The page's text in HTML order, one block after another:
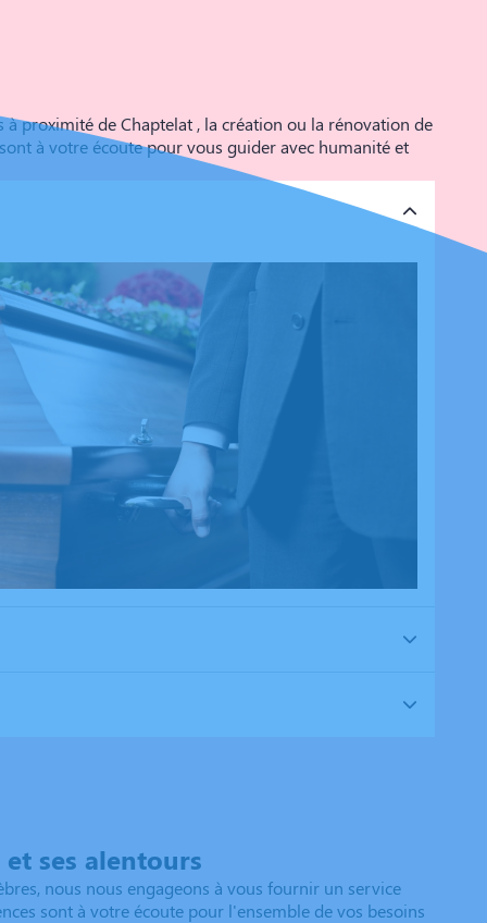
proximité de Chaptelat , la création ou la rénovation de
à votre écoute pour vous guider avec humanité et
ses alentours
nous nous engageons à vous fournir un service
sont à votre écoute pour l'ensemble de vos besoins